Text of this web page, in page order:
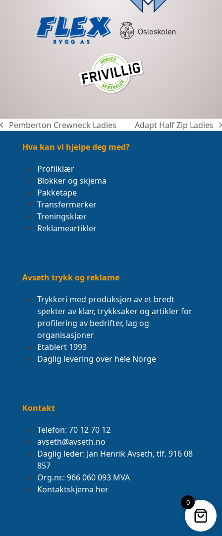
previous
Pemberton Crewneck Ladies
next
Adapt Half Zip Ladies
Hva kan vi hjelpe deg med?
Profilklær
Blokker og skjema
Pakketape
Transfermerker
Treningsklær
Reklameartikler
Avseth trykk og reklame
Trykkeri med produksjon av et bredt
spekter av klær, trykksaker og artikler for
profilering av bedrifter, lag og
organisasjoner
Etablert 1993
Daglig levering over hele Norge
Kontakt
Telefon: 70 12 70 12
avseth@avseth.no
Daglig leder: Jan Henrik Avseth, tlf. 916 08
857
Org.nr.: 966 060 093 MVA
Kontaktskjema her
0